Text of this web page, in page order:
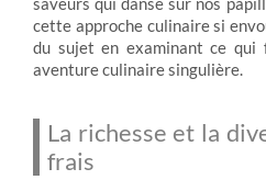
cette approche culinaire si
du sujet en examinant ce qui
aventure culinaire singulière.
La richesse et la
frais